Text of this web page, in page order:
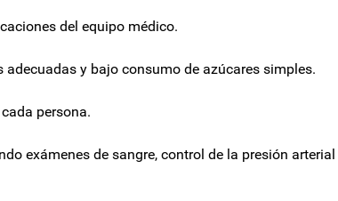
del equipo médico.
y bajo consumo de azúcares simples.
persona.
exámenes de sangre, control de la presión arterial